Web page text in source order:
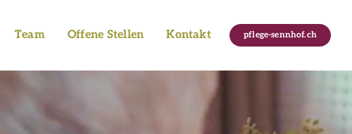
Team Offene Stellen Kontakt pflege-sennhof.ch